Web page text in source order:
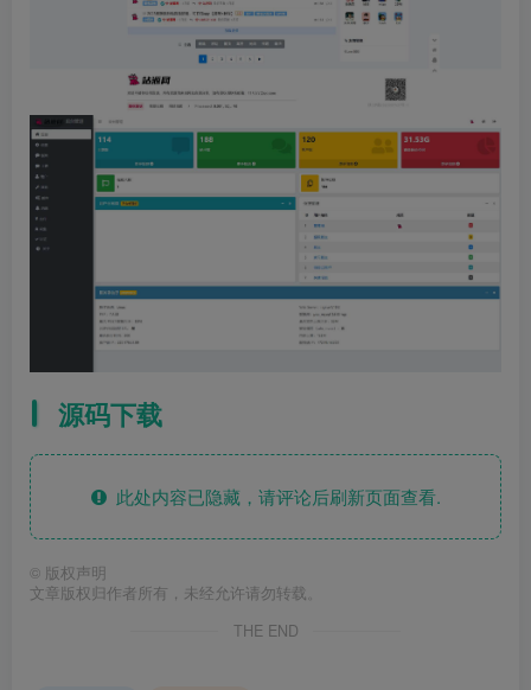
源码下载
此处内容已隐藏，请评论后刷新页面查看.
© 版权声明
文章版权归作者所有，未经允许请勿转载。
THE END